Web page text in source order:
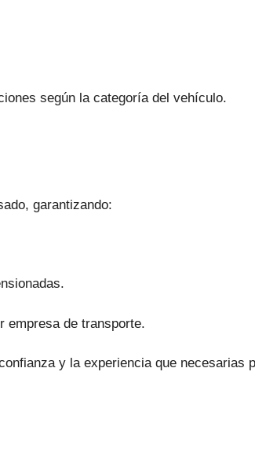
según la categoría del vehículo.
garantizando:
empresa de transporte.
y la experiencia que necesarias